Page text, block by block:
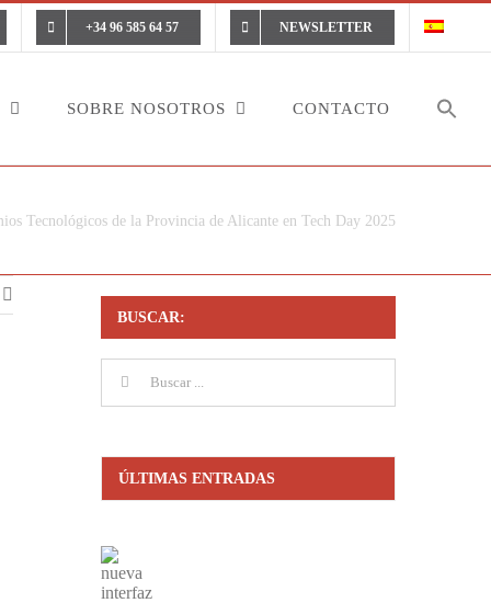
+34 96 585 64 57 NEWSLETTER
SOBRE NOSOTROS CONTACTO
Tecnológicos de la Provincia de Alicante en Tech Day 2025
BUSCAR:
ÚLTIMAS ENTRADAS